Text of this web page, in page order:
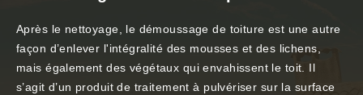
Après le nettoyage, le démoussage de toiture est une autre
façon d’enlever l'intégralité des mousses et des lichens,
mais également des végétaux qui envahissent le toit. Il
s’agit d’un produit de traitement à pulvériser sur la surface